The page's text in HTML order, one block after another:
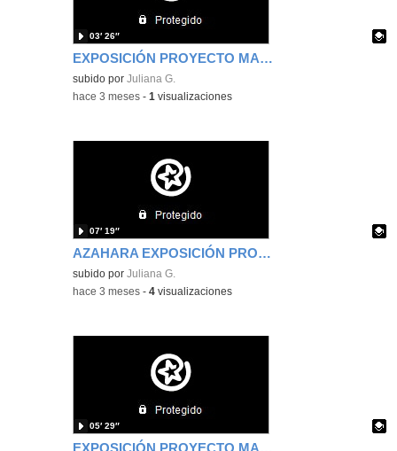
EXPOSICIÓN PROYECTO MAR DANIEL ABRIL 2026
Contenido educativo.
subido porJuliana G.
03′ 26″
-hace 3 meses -1 visualizaciones
AZAHARA EXPOSICIÓN PROYECTO MAR ABRIL 2026
Contenido educativo.
subido porJuliana G.
07′ 19″
-hace 3 meses -4 visualizaciones
EXPOSICIÓN PROYECTO MAR ALMA ABRIL 2026
05′ 29″